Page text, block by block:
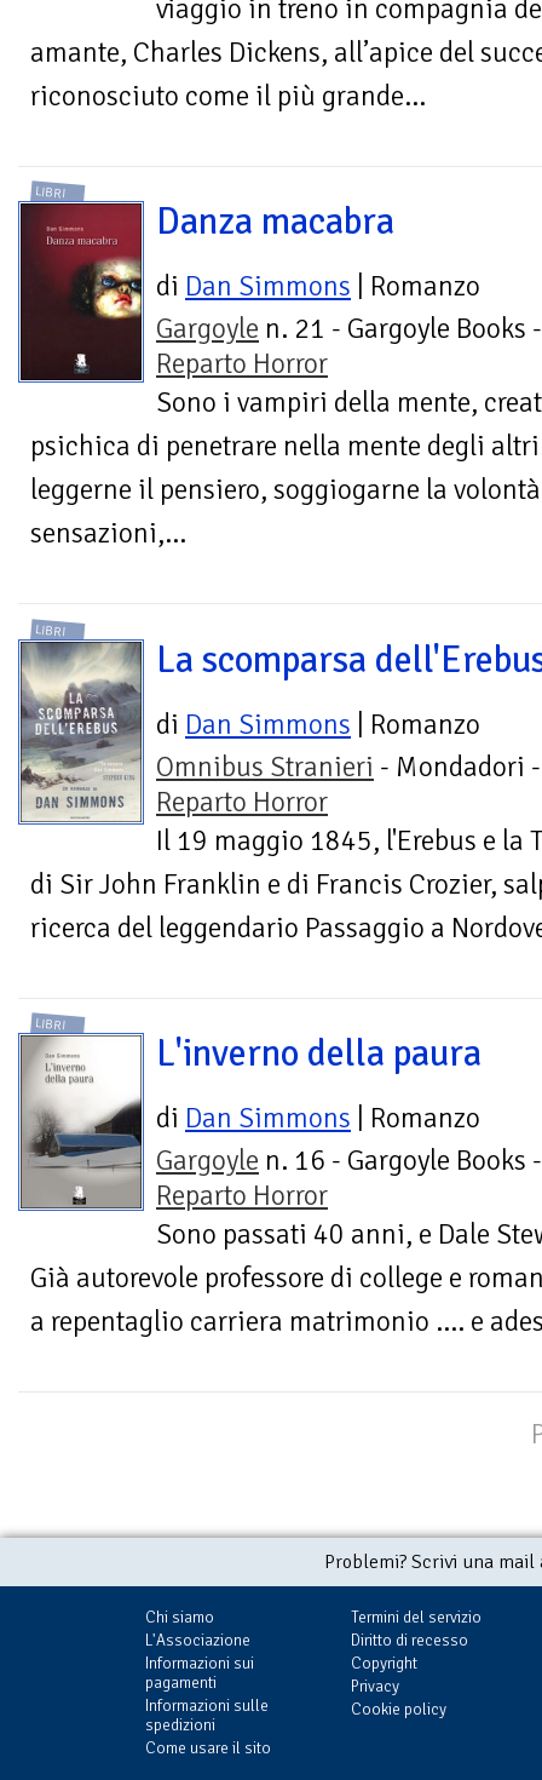
viaggio in treno in compagnia
amante, Charles Dickens, all’apice del
riconosciuto come il più grande...
LIBRI
Danza macabra
di Dan Simmons | Romanzo
Gargoyle n. 21 - Gargoyle Books -
Reparto Horror
Sono i vampiri della mente,
psichica di penetrare nella mente degli
leggerne il pensiero, soggiogarne la
sensazioni,...
LIBRI
La scomparsa
di Dan Simmons | Romanzo
Omnibus Stranieri - Mondadori -
Reparto Horror
Il 19 maggio 1845, l'Erebus e la
di Sir John Franklin e di Francis Crozier,
ricerca del leggendario Passaggio a
LIBRI
L'inverno della paura
di Dan Simmons | Romanzo
Gargoyle n. 16 - Gargoyle Books -
Reparto Horror
Sono passati 40 anni, e Dale
Già autorevole professore di college e
a repentaglio carriera matrimonio .... e
Problemi? Scrivi una
Chi siamo
L'Associazione
Informazioni sui
pagamenti
Informazioni sulle
spedizioni
Come usare il sito
Termini del servizio
Diritto di recesso
Copyright
Privacy
Cookie policy